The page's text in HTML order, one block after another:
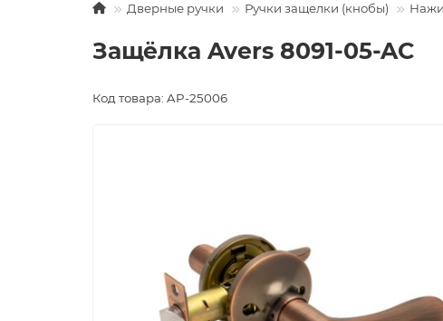
Дверные ручки Ручки защелки (кнобы)
Защёлка Avers 8091-05-AC
Код товара: AP-25006